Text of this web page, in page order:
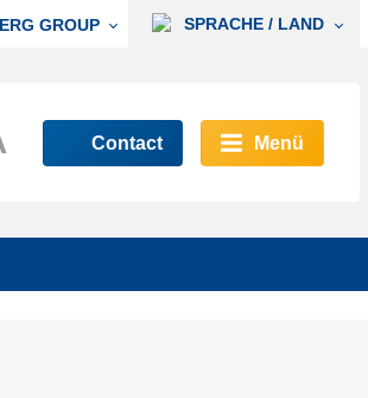
GROUP SPRACHE / LAND
Contact Menü